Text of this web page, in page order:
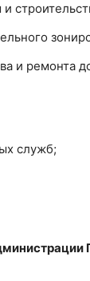
и ремонта
служб;